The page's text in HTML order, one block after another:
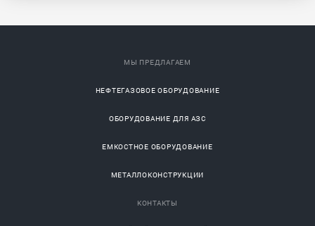
МЫ ПРЕДЛАГАЕМ
НЕФТЕГАЗОВОЕ ОБОРУДОВАНИЕ
ОБОРУДОВАНИЕ ДЛЯ АЗС
ЕМКОСТНОЕ ОБОРУДОВАНИЕ
МЕТАЛЛОКОНСТРУКЦИИ
КОНТАКТЫ